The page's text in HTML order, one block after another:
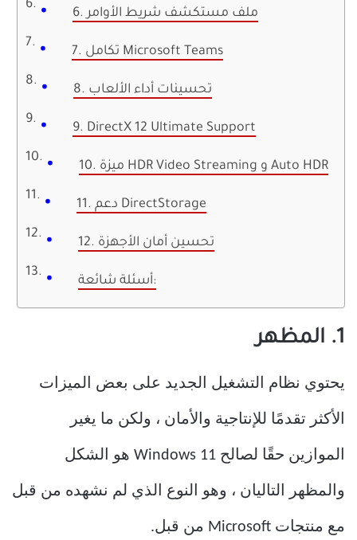
6. ملف مستكشف شريط الأوامر
7. تكامل Microsoft Teams
8. تحسينات أداء الألعاب
9. DirectX 12 Ultimate Support
10. ميزة HDR Video Streaming و Auto HDR
11. دعم DirectStorage
12. تحسين أمان الأجهزة
أسئلة شائعة:
1. المظهر
يحتوي نظام التشغيل الجديد على بعض الميزات
الأكثر تقدمًا للإنتاجية والأمان ، ولكن ما يغير
الموازين حقًا لصالح Windows 11 هو الشكل
والمظهر التاليان ، وهو النوع الذي لم نشهده من قبل
مع منتجات Microsoft من قبل.